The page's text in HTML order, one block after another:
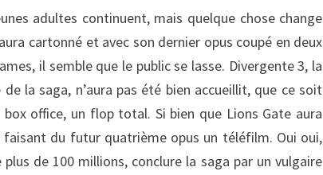
adultes continuent, mais quelque chose change
cartonné et avec son dernier opus coupé en deux
il semble que le public se lasse. Divergente 3, la
la saga, n’aura pas été bien accueillit, que ce soit
office, un flop total. Si bien que Lions Gate aura
faisant du futur quatrième opus un téléfilm. Oui oui,
de 100 millions, conclure la saga par un vulgaire